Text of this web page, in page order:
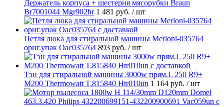
Держатель корпуса + шестерня мясорубки Braun
Br7001044 Mgr902br 1 481 руб. / шт
Петля люка для стиральной машины Merloni-035764
ориг.упак Oac035764 893 руб. / шт
Тэн для стиральной машины 3000w прям.L 250 R9+
M200 Thermowatt T.815840 Htr010un 1 164 руб. / шт